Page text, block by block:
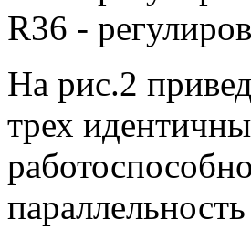
R36 -
На рис.2
трех